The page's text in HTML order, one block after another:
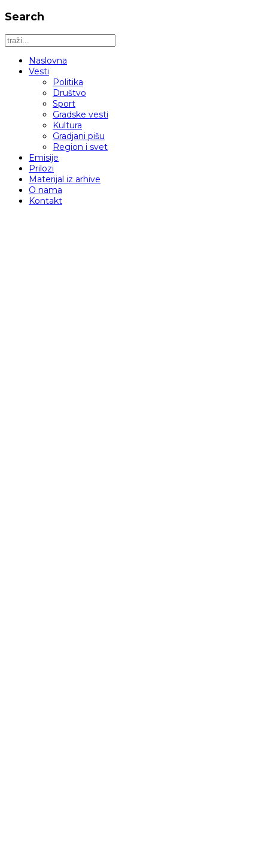
Search
Naslovna
Vesti
Politika
Društvo
Sport
Gradske vesti
Kultura
Gradjani pišu
Region i svet
Emisije
Prilozi
Materijal iz arhive
O nama
Kontakt